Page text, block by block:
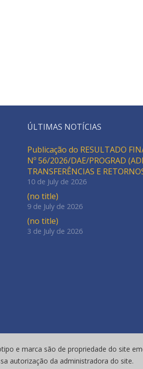
ÚLTIMAS NOTÍCIAS
Publicação do RESULTADO
Nº 56/2026/DAE/PROGRAD
TRANSFERÊNCIAS E
10 de July de 2026
(no title)
9 de July de 2026
(no title)
3 de July de 2026
e marca são de propriedade do site
autorização da administradora do site.